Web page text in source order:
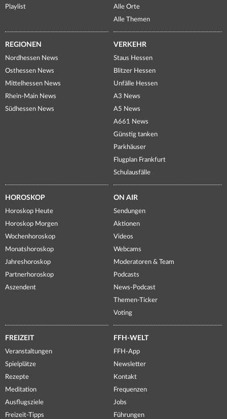
Playlist
Alle Orte
Alle Themen
REGIONEN
Nordhessen News
Osthessen News
Mittelhessen News
Rhein-Main News
Südhessen News
VERKEHR
Staus Hessen
Blitzer Hessen
Unfälle Hessen
A3 News
A5 News
A661 News
Günstig tanken
Parkhäuser
Flugplan Frankfurt
Schulausfälle
HOROSKOP
Horoskop Heute
Horoskop Morgen
Wochenhoroskop
Monatshoroskop
Jahreshoroskop
Partnerhoroskop
Aszendent
ON AIR
Sendungen
Aktionen
Videos
Webcams
Moderatoren & Team
Podcasts
News-Podcast
Themen-Ticker
Voting
FREIZEIT
Veranstaltungen
Spielplätze
Rezepte
Meditation
Ausflugsziele
Freizeit-Tipps
FFH-WELT
FFH-App
Newsletter
Kontakt
Frequenzen
Jobs
Führungen